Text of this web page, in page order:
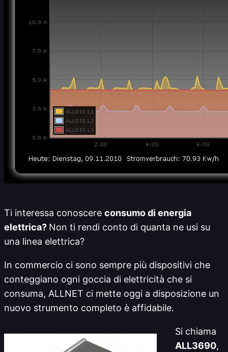
Ti interessa conoscere consumo di energia
elettrica? Non ti rendi conto di quanta ne usi su
una linea elettrica?
In commercio ci sono sempre più dispositivi che
conteggiano ogni goccia di elettricità che si
consuma, ALLNET ci mette oggi a disposizione un
nuovo strumento completo è affidabile.
Si chiama
ALL3690,